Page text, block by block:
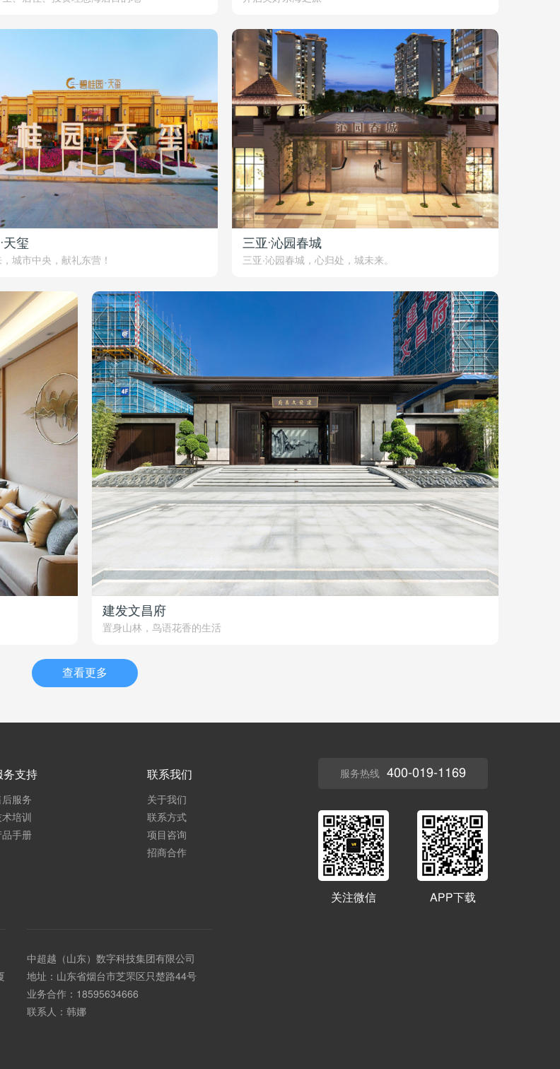
天玺
城市中央，献礼东营！
三亚·沁园春城
三亚·沁园春城，心归处，城未来。
建发文昌府
置身山林，鸟语花香的生活
查看更多
务支持
后服务
培训
品手册
联系我们
关于我们
联系方式
项目咨询
招商合作
服务热线 400-019-1169
关注微信 APP下载
中超越（山东）数字科技集团有限公司
地址：山东省烟台市芝罘区只楚路44号
业务合作： 18595634666
联系人：韩娜